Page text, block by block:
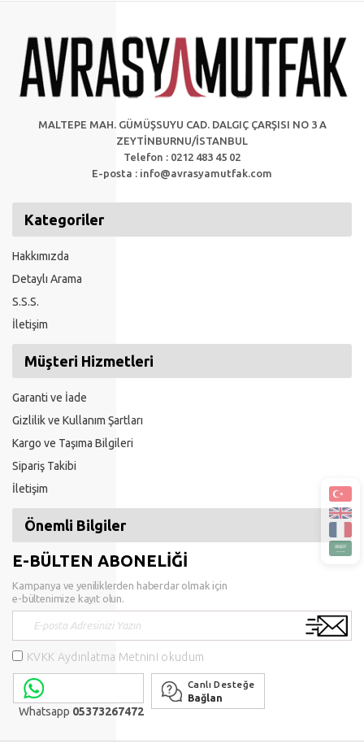
MALTEPE MAH. GÜMÜŞSUYU CAD. DALGIÇ ÇARŞISI NO 3 A
ZEYTİNBURNU/İSTANBUL
Telefon : 0212 483 45 02
E-posta : info@avrasyamutfak.com
Kategoriler
Hakkımızda
Detaylı Arama
S.S.S.
İletişim
Müşteri Hizmetleri
Garanti ve İade
Gizlilik ve Kullanım Şartları
Kargo ve Taşıma Bilgileri
Sipariş Takibi
İletişim
Önemli Bilgiler
E-BÜLTEN ABONELİĞİ
Kampanya ve yeniliklerden haberdar olmak için
e-bültenimize kayıt olun.
KVKK Aydınlatma Metnini okudum
Whatsapp 05373267472
Canlı Desteğe
Bağlan